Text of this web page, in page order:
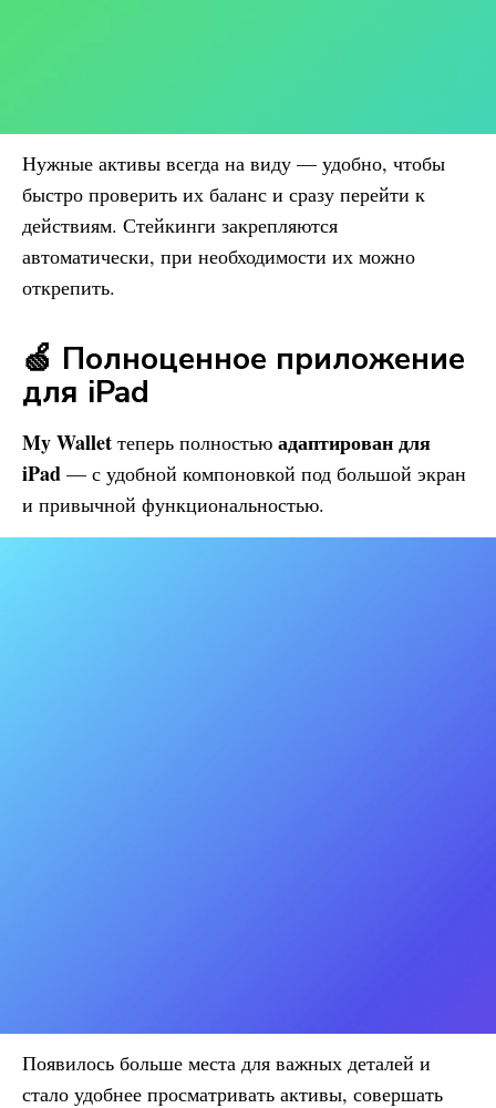
Нужные активы всегда на виду — удобно, чтобы
быстро проверить их баланс и сразу перейти к
действиям. Стейкинги закрепляются
автоматически, при необходимости их можно
открепить.
🍏 Полноценное приложение
для iPad
My Wallet теперь полностью адаптирован для
iPad — с удобной компоновкой под большой экран
и привычной функциональностью.
Появилось больше места для важных деталей и
стало удобнее просматривать активы, совершать